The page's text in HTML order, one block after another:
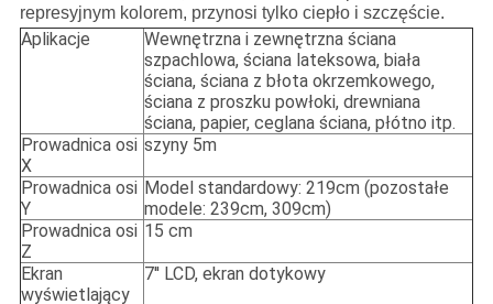
represyjnym kolorem, przynosi tylko ciepło i szczęście.
Aplikacje
Wewnętrzna i zewnętrzna ściana
szpachlowa, ściana lateksowa, biała
ściana, ściana z błota okrzemkowego,
ściana z proszku powłoki, drewniana
ściana, papier, ceglana ściana, płótno itp.
Prowadnica osi
X
szyny 5m
Prowadnica osi
Y
Model standardowy: 219cm (pozostałe
modele: 239cm, 309cm)
Prowadnica osi
Z
15 cm
Ekran
wyświetlający
7'' LCD, ekran dotykowy